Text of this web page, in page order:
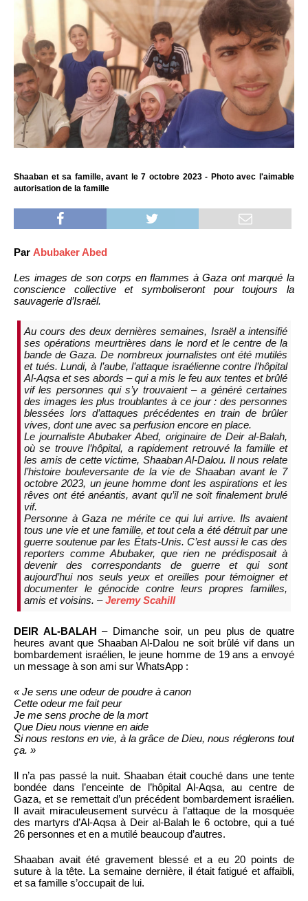
Shaaban et sa famille, avant le 7 octobre 2023 - Photo avec l'aimable
autorisation de la famille
Par Abubaker Abed
Les images de son corps en flammes à Gaza ont marqué la
conscience collective et symboliseront pour toujours la
sauvagerie d’Israël.
Au cours des deux dernières semaines, Israël a intensifié
ses opérations meurtrières dans le nord et le centre de la
bande de Gaza. De nombreux journalistes ont été mutilés
et tués. Lundi, à l’aube, l’attaque israélienne contre l’hôpital
Al-Aqsa et ses abords – qui a mis le feu aux tentes et brûlé
vif les personnes qui s’y trouvaient – a généré certaines
des images les plus troublantes à ce jour : des personnes
blessées lors d’attaques précédentes en train de brûler
vives, dont une avec sa perfusion encore en place.
Le journaliste Abubaker Abed, originaire de Deir al-Balah,
où se trouve l’hôpital, a rapidement retrouvé la famille et
les amis de cette victime, Shaaban Al-Dalou. Il nous relate
l’histoire bouleversante de la vie de Shaaban avant le 7
octobre 2023, un jeune homme dont les aspirations et les
rêves ont été anéantis, avant qu’il ne soit finalement brulé
vif.
Personne à Gaza ne mérite ce qui lui arrive. Ils avaient
tous une vie et une famille, et tout cela a été détruit par une
guerre soutenue par les États-Unis. C’est aussi le cas des
reporters comme Abubaker, que rien ne prédisposait à
devenir des correspondants de guerre et qui sont
aujourd’hui nos seuls yeux et oreilles pour témoigner et
documenter le génocide contre leurs propres familles,
amis et voisins. –Jeremy Scahill
DEIR AL-BALAH – Dimanche soir, un peu plus de quatre
heures avant que Shaaban Al-Dalou ne soit brûlé vif dans un
bombardement israélien, le jeune homme de 19 ans a envoyé
un message à son ami sur WhatsApp :
« Je sens une odeur de poudre à canon
Cette odeur me fait peur
Je me sens proche de la mort
Que Dieu nous vienne en aide
Si nous restons en vie, à la grâce de Dieu, nous réglerons tout
ça. »
Il n’a pas passé la nuit. Shaaban était couché dans une tente
bondée dans l’enceinte de l’hôpital Al-Aqsa, au centre de
Gaza, et se remettait d’un précédent bombardement israélien.
Il avait miraculeusement survécu à l’attaque de la mosquée
des martyrs d’Al-Aqsa à Deir al-Balah le 6 octobre, qui a tué
26 personnes et en a mutilé beaucoup d’autres.
Shaaban avait été gravement blessé et a eu 20 points de
suture à la tête. La semaine dernière, il était fatigué et affaibli,
et sa famille s’occupait de lui.